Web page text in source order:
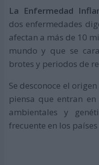
La Enfermedad
dos enfermedades
afectan a más de 10
mundo y que se
brotes y periodos de
Se desconoce el
piensa que entran
ambientales y
frecuente en los